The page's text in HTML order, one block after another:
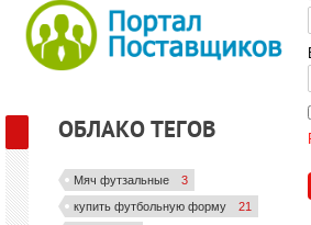
ОБЛАКО ТЕГОВ
Мяч футзальные
3
купить футбольную форму
21